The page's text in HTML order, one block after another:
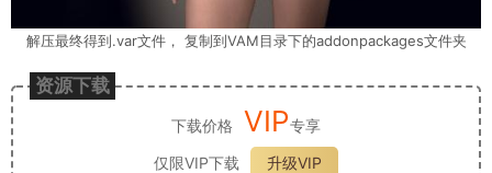
解压最终得到.var文件， 复制到VAM目录下的addonpackages文件夹
资源下载
下载价格 VIP专享
仅限VIP下载
升级VIP